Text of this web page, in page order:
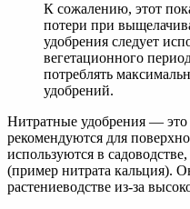
К сожалению, этот
потери при
удобрения следует
вегетационного
потреблять
удобрений.
Нитратные удобрения —
рекомендуются для
используются в
(пример нитрата кальция).
растениеводстве из-за